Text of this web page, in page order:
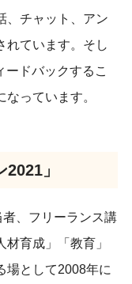
、チャット、アン
れています。そし
ードバックするこ
っています。
」
、フリーランス講
育成」「教育」
場として2008年に